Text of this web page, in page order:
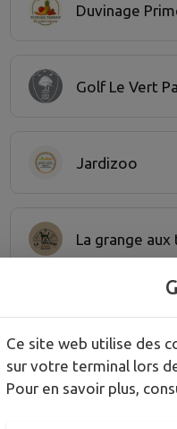
Duvinage
Golf Le Vert
Jardizoo
La grange
La Vignery
Le Green
Ce site web utilise des
sur votre terminal lors
Pour en savoir plus,